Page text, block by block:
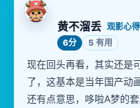
黄不溜丢 观影心得
6分
5 有用
现在回头再看，其实还是
了，这基本是当年国产动
还有点意思，哆啦A梦的